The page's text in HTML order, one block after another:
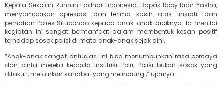
Kepala Sekolah Rumah Fadhail Indonesia, Bapak Roby Rian Yasha,
menyampaikan apresiasi dan terima kasih atas inisiatif dan
perhatian Polres Situbondo kepada anak-anak didiknya. Ia menilai
kegiatan ini sangat bermanfaat dalam membentuk kesan positif
terhadap sosok polisi di mata anak-anak sejak dini.
“Anak-anak sangat antusias. Ini bisa menumbuhkan rasa percaya
dan cinta mereka kepada institusi Polri. Polisi bukan sosok yang
ditakuti, melainkan sahabat yang melindungi,” ujarnya.